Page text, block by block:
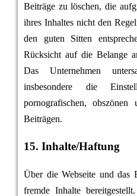
Beiträge zu löschen, die
ihres Inhaltes nicht den
den guten Sitten
Rücksicht auf die Belange
Das Unternehmen
insbesondere die
pornografischen, obszönen
Beiträgen.
15. Inhalte/Haftung
Über die Webseite und das
fremde Inhalte